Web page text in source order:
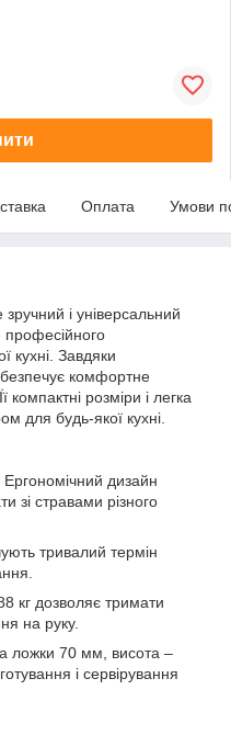
Оплата Умови
і універсальний
професійного
кухні. Завдяки
комфортне
розміри і легка
для будь-якої кухні.
Ергономічний дизайн
зі стравами різного
тривалий термін
кг дозволяє тримати
на руку.
ложки 70 мм, висота –
і сервірування